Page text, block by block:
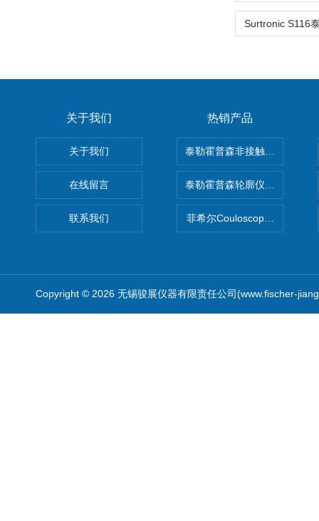
关于我们
关于我们
在线留言
联系我们
热销产品
泰勒霍普森非接触式轮廓仪
泰勒霍普森轮廓仪|TAYLOR
菲希尔Couloscope CMS2电
Copyright © 2026 无锡骏展仪器有限责任公司(www.fischer-